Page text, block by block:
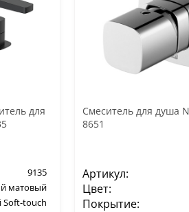
для
9135
матовый
touch
Смеситель для душа
8651
Артикул:
Цвет:
Покрытие: